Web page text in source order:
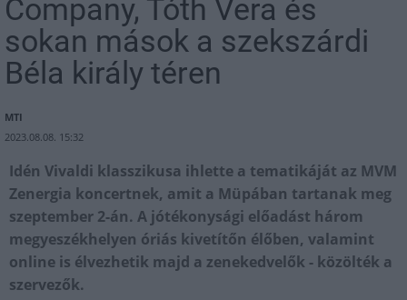
Company, Tóth Vera és
sokan mások a szekszárdi
Béla király téren
MTI
2023.08.08. 15:32
Idén Vivaldi klasszikusa ihlette a tematikáját az MVM
Zenergia koncertnek, amit a Müpában tartanak meg
szeptember 2-án. A jótékonysági előadást három
megyeszékhelyen óriás kivetítőn élőben, valamint
online is élvezhetik majd a zenekedvelők - közölték a
szervezők.